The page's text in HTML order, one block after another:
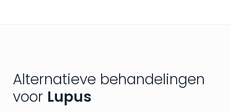
Alternatieve behandelingen
voor Lupus